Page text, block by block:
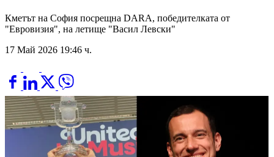
Кметът на София посрещна DARA, победителката от
"Евровизия", на летище "Васил Левски"
17 Май 2026 19:46 ч.